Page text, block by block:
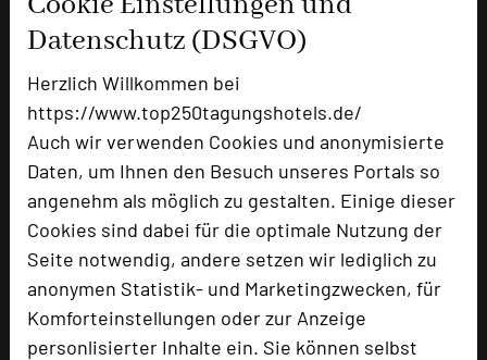
Datenschutz (DSGVO)
Herzlich Willkommen bei
https://www.top250tagungshotels.de/
Auch wir verwenden Cookies und anonymisierte
Daten, um Ihnen den Besuch unseres Portals so
angenehm als möglich zu gestalten. Einige dieser
Cookies sind dabei für die optimale Nutzung der
Seite notwendig, andere setzen wir lediglich zu
anonymen Statistik- und Marketingzwecken, für
Komforteinstellungen oder zur Anzeige
personlisierter Inhalte ein. Sie können selbst
Ausstellungsfläche
Zimmer
Doppelzimmer
Besonders geeignet für
Seminar, Konferenz, Klausur, Event, Kreativprozesse